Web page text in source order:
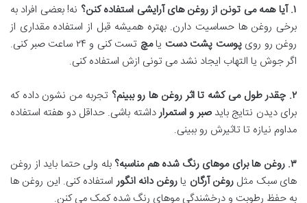
۱.آیا همه می تونن از روغن های آرایشی استفاده کنن؟ نه! بعضی افراد به
برخی روغن ها حساسیت دارن. بهتره همیشه قبل از استفاده مقداری از
روغن رو رویپوست پشت دست یامچ
تست کنی و ۲۴ ساعت صبر کنی.
اگر جوش یا التهاب ایجاد نشد می تونی ازش استفاده کنی.
۲.چقدر طول می کشه تا اثر روغن ها رو ببینم؟ تجربه من نشون داده که
برای دیدن نتایج بایدصبر و استمرارداشته باشی. حداقل دو هفته استفاده
مداوم نیازه تا تاثیرش رو ببینی.
۳.روغن ها برای موهای رنگ شده هم مناسبه؟ بله ولی حتما باید از روغن
های سبک مثل روغن آرگان یاروغن دانه انگور استفاده کنی. این روغن ها
به حفظ رطوبت و درخشندگی موهای رنگ شده کمک می کنن.